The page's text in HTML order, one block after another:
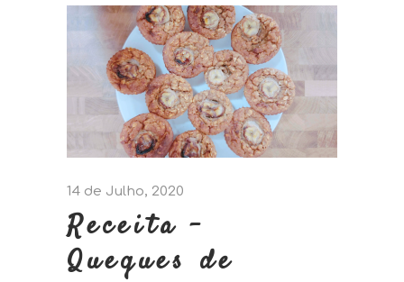
14 de Julho, 2020
Receita –
Queques de